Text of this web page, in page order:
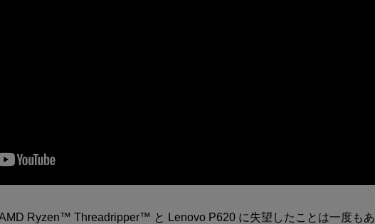
AMD Ryzen™ Threadripper™ と Lenovo P620 に失望したことは一度もあ